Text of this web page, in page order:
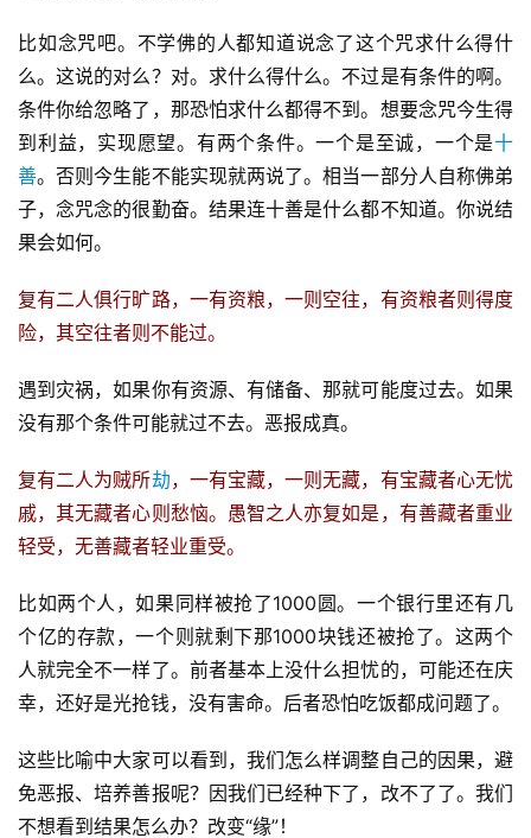
比如念咒吧。不学佛的人都知道说念了这个咒求什么得什
么。这说的对么？对。求什么得什么。不过是有条件的啊。
条件你给忽略了，那恐怕求什么都得不到。想要念咒今生得
到利益，实现愿望。有两个条件。一个是至诚，一个是十
善。否则今生能不能实现就两说了。相当一部分人自称佛弟
子，念咒念的很勤奋。结果连十善是什么都不知道。你说结
果会如何。
复有二人俱行旷路，一有资粮，一则空往，有资粮者则得度
险，其空往者则不能过。
遇到灾祸，如果你有资源、有储备、那就可能度过去。如果
没有那个条件可能就过不去。恶报成真。
复有二人为贼所劫，一有宝藏，一则无藏，有宝藏者心无忧
戚，其无藏者心则愁恼。愚智之人亦复如是，有善藏者重业
轻受，无善藏者轻业重受。
比如两个人，如果同样被抢了1000圆。一个银行里还有几
个亿的存款，一个则就剩下那1000块钱还被抢了。这两个
人就完全不一样了。前者基本上没什么担忧的，可能还在庆
幸，还好是光抢钱，没有害命。后者恐怕吃饭都成问题了。
这些比喻中大家可以看到，我们怎么样调整自己的因果，避
免恶报、培养善报呢？因我们已经种下了，改不了了。我们
不想看到结果怎么办？改变“缘”！